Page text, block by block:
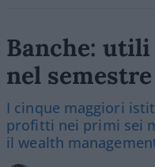
Banche:
nel semestre
I cinque maggiori
profitti nei primi sei
il wealth